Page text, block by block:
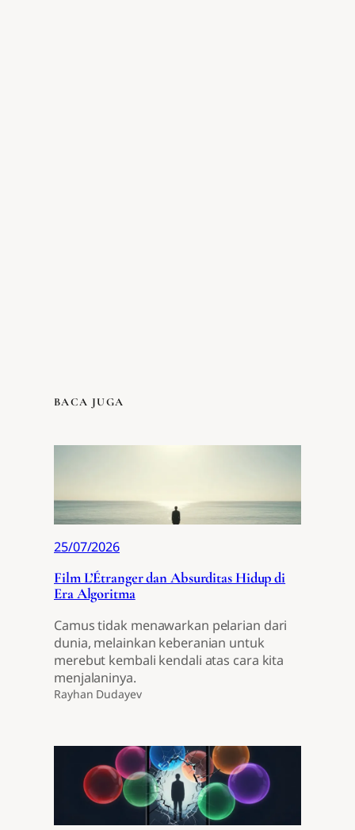
BACA JUGA
25/07/2026
Film L’Étranger dan Absurditas Hidup di
Era Algoritma
Camus tidak menawarkan pelarian dari
dunia, melainkan keberanian untuk
merebut kembali kendali atas cara kita
menjalaninya.
Rayhan Dudayev